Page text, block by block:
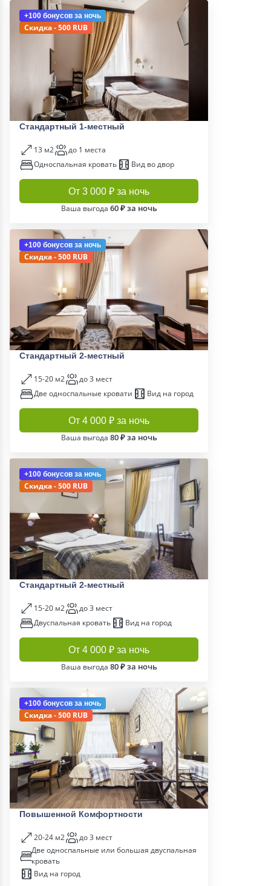
+100 бонусов за ночь
Скидка - 500 RUB
Стандартный 1-местный
13 м2
до 1 места
Односпальная кровать
Вид во двор
От 3 000 ₽ за ночь
Ваша выгода 60 ₽ за ночь
+100 бонусов за ночь
Скидка - 500 RUB
Стандартный 2-местный
15-20 м2
до 3 мест
Две односпальные кровати
Вид на город
От 4 000 ₽ за ночь
Ваша выгода 80 ₽ за ночь
+100 бонусов за ночь
Скидка - 500 RUB
Стандартный 2-местный
15-20 м2
до 3 мест
Двуспальная кровать
Вид на город
От 4 000 ₽ за ночь
Ваша выгода 80 ₽ за ночь
+100 бонусов за ночь
Скидка - 500 RUB
Повышенной Комфортности
20-24 м2
до 3 мест
Две односпальные или большая двуспальная
кровать
Вид на город